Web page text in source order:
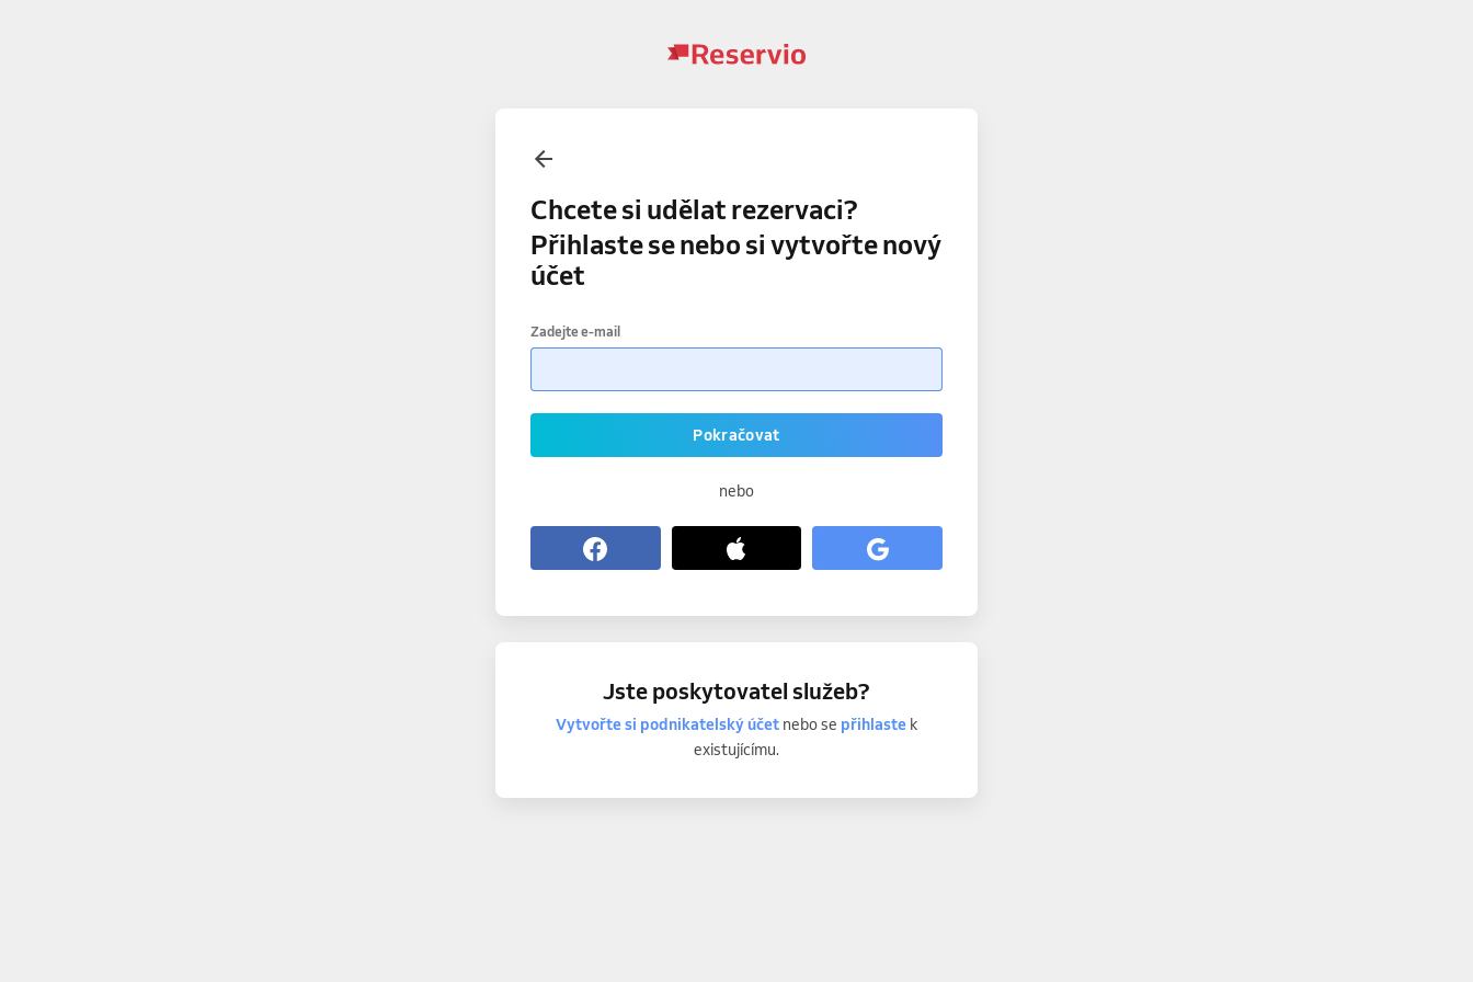
Chcete si udělat rezervaci?
Přihlaste se nebo si vytvořte nový
účet
Zadejte e-mail
Pokračovat
nebo
Jste poskytovatel služeb?
Vytvořte si podnikatelský účetnebo se přihlastek
existujícímu.